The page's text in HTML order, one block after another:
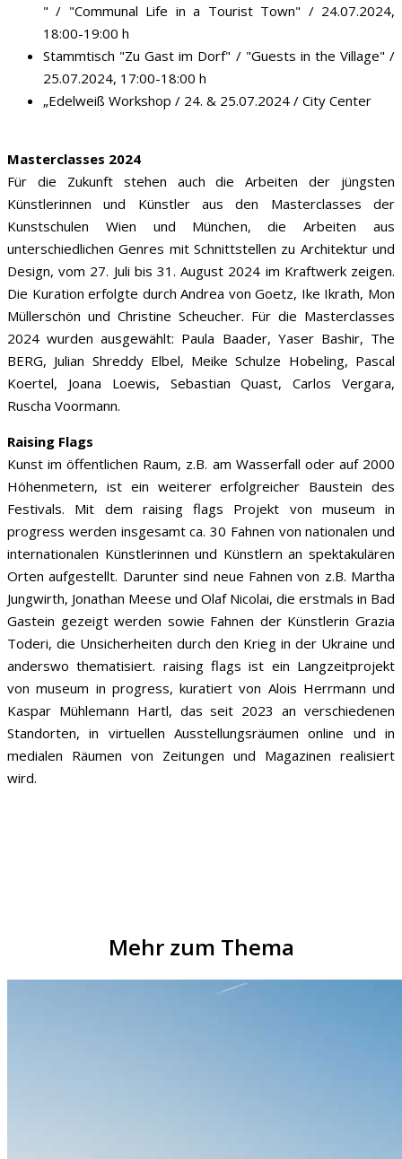
" / "Communal Life in a Tourist Town" / 24.07.2024,
18:00-19:00 h
Stammtisch "Zu Gast im Dorf" / "Guests in the Village" /
25.07.2024, 17:00-18:00 h
„Edelweiß Workshop / 24. & 25.07.2024 / City Center
Masterclasses 2024
Für die Zukunft stehen auch die Arbeiten der jüngsten
Künstlerinnen und Künstler aus den Masterclasses der
Kunstschulen Wien und München, die Arbeiten aus
unterschiedlichen Genres mit Schnittstellen zu Architektur und
Design, vom 27. Juli bis 31. August 2024 im Kraftwerk zeigen.
Die Kuration erfolgte durch Andrea von Goetz, Ike Ikrath, Mon
Müllerschön und Christine Scheucher. Für die Masterclasses
2024 wurden ausgewählt: Paula Baader, Yaser Bashir, The
BERG, Julian Shreddy Elbel, Meike Schulze Hobeling, Pascal
Koertel, Joana Loewis, Sebastian Quast, Carlos Vergara,
Ruscha Voormann.
Raising Flags
Kunst im öffentlichen Raum, z.B. am Wasserfall oder auf 2000
Höhenmetern, ist ein weiterer erfolgreicher Baustein des
Festivals. Mit dem raising flags Projekt von museum in
progress werden insgesamt ca. 30 Fahnen von nationalen und
internationalen Künstlerinnen und Künstlern an spektakulären
Orten aufgestellt. Darunter sind neue Fahnen von z.B. Martha
Jungwirth, Jonathan Meese und Olaf Nicolai, die erstmals in Bad
Gastein gezeigt werden sowie Fahnen der Künstlerin Grazia
Toderi, die Unsicherheiten durch den Krieg in der Ukraine und
anderswo thematisiert. raising flags ist ein Langzeitprojekt
von museum in progress, kuratiert von Alois Herrmann und
Kaspar Mühlemann Hartl, das seit 2023 an verschiedenen
Standorten, in virtuellen Ausstellungsräumen online und in
medialen Räumen von Zeitungen und Magazinen realisiert
wird.
Mehr zum Thema